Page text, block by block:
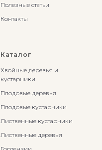
Полезные статьи
Контакты
Каталог
Хвойные деревья и
кустарники
Плодовые деревья
Плодовые кустарники
Лиственные кустарники
Лиственные деревья